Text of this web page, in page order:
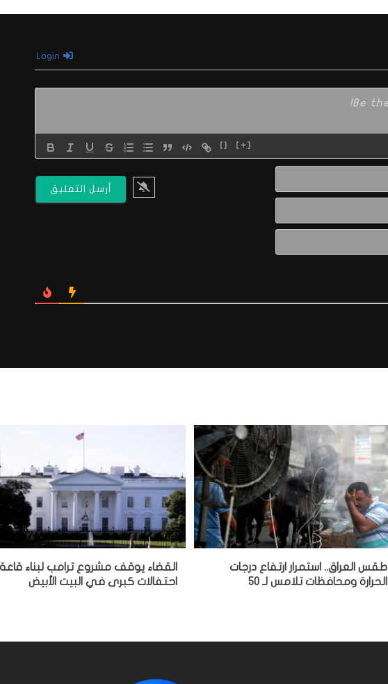
{} [+]
طقس العراق.. استمرار ارتفاع درجات
الحرارة ومحافظات تلامس لـ 50
القضاء يوقف مشروع ترامب لبناء قاعة
احتفالات كبرى في البيت الأبيض